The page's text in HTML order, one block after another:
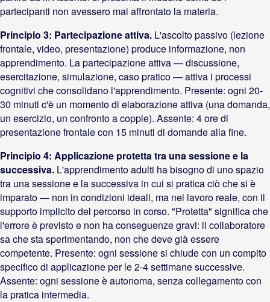
partecipanti non avessero mai affrontato la materia.
Principio 3: Partecipazione attiva. L'ascolto passivo (lezione
frontale, video, presentazione) produce informazione, non
apprendimento. La partecipazione attiva — discussione,
esercitazione, simulazione, caso pratico — attiva i processi
cognitivi che consolidano l'apprendimento. Presente: ogni 20-
30 minuti c'è un momento di elaborazione attiva (una domanda,
un esercizio, un confronto a coppie). Assente: 4 ore di
presentazione frontale con 15 minuti di domande alla fine.
Principio 4: Applicazione protetta tra una sessione e la
successiva. L'apprendimento adulti ha bisogno di uno spazio
tra una sessione e la successiva in cui si pratica ciò che si è
imparato — non in condizioni ideali, ma nel lavoro reale, con il
supporto implicito del percorso in corso. "Protetta" significa che
l'errore è previsto e non ha conseguenze gravi: il collaboratore
sa che sta sperimentando, non che deve già essere
competente. Presente: ogni sessione si chiude con un compito
specifico di applicazione per le 2-4 settimane successive.
Assente: ogni sessione è autonoma, senza collegamento con
la pratica intermedia.